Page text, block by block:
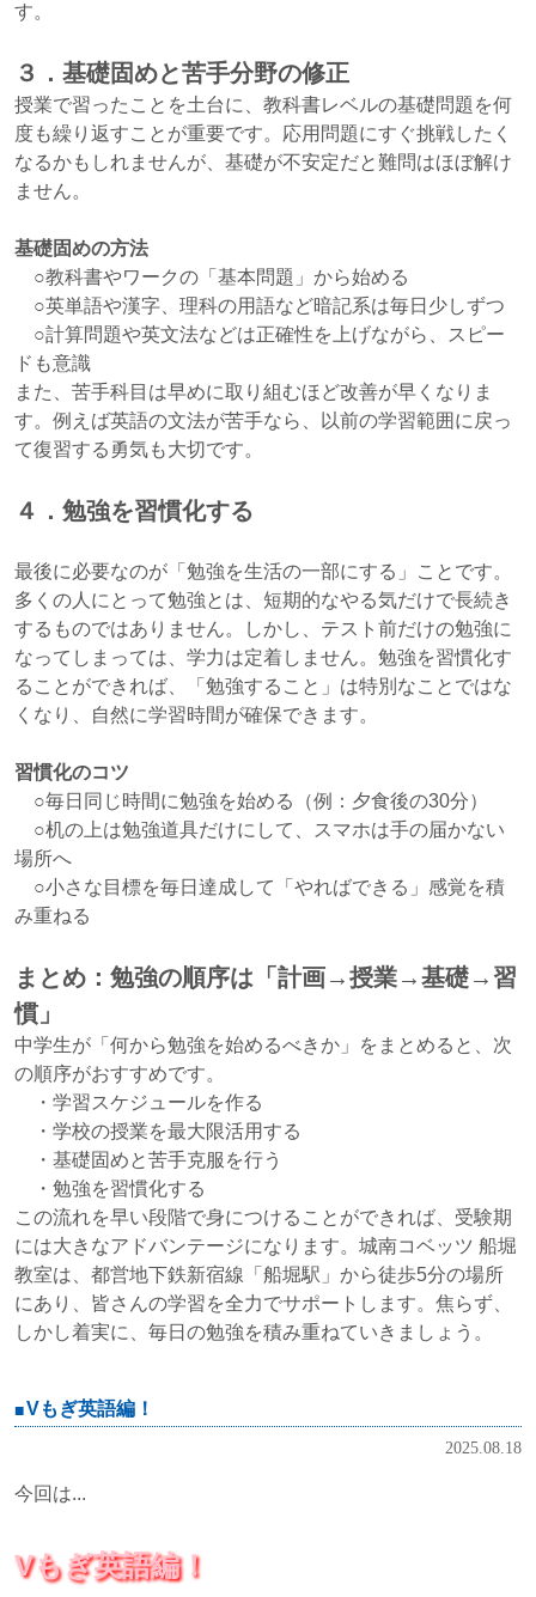
す。
３．基礎固めと苦手分野の修正
授業で習ったことを土台に、教科書レベルの基礎問題を何
度も繰り返すことが重要です。応用問題にすぐ挑戦したく
なるかもしれませんが、基礎が不安定だと難問はほぼ解け
ません。
基礎固めの方法
○教科書やワークの「基本問題」から始める
○英単語や漢字、理科の用語など暗記系は毎日少しずつ
○計算問題や英文法などは正確性を上げながら、スピー
ドも意識
また、苦手科目は早めに取り組むほど改善が早くなりま
す。例えば英語の文法が苦手なら、以前の学習範囲に戻っ
て復習する勇気も大切です。
４．勉強を習慣化する
最後に必要なのが「勉強を生活の一部にする」ことです。
多くの人にとって勉強とは、短期的なやる気だけで長続き
するものではありません。しかし、テスト前だけの勉強に
なってしまっては、学力は定着しません。勉強を習慣化す
ることができれば、「勉強すること」は特別なことではな
くなり、自然に学習時間が確保できます。
習慣化のコツ
○毎日同じ時間に勉強を始める（例：夕食後の30分）
○机の上は勉強道具だけにして、スマホは手の届かない
場所へ
○小さな目標を毎日達成して「やればできる」感覚を積
み重ねる
まとめ：勉強の順序は「計画→授業→基礎→習
慣」
中学生が「何から勉強を始めるべきか」をまとめると、次
の順序がおすすめです。
・学習スケジュールを作る
・学校の授業を最大限活用する
・基礎固めと苦手克服を行う
・勉強を習慣化する
この流れを早い段階で身につけることができれば、受験期
には大きなアドバンテージになります。城南コベッツ 船堀
教室は、都営地下鉄新宿線「船堀駅」から徒歩5分の場所
にあり、皆さんの学習を全力でサポートします。焦らず、
しかし着実に、毎日の勉強を積み重ねていきましょう。
Vもぎ英語編！
2025.08.18
今回は...
Vもぎ英語編！